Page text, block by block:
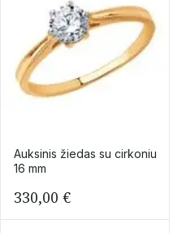
Auksinis žiedas su cirkoniu
16 mm
330,00 €